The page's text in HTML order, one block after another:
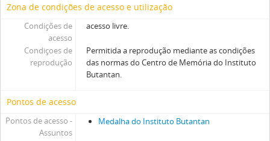
Zona de condições de acesso e utilização
Condições de
acesso
acesso livre.
Condiçoes de
reprodução
Permitida a reprodução mediante as condições
das normas do Centro de Memória do Instituto
Butantan.
Pontos de acesso
Pontos de acesso -
Assuntos
Medalha do Instituto Butantan